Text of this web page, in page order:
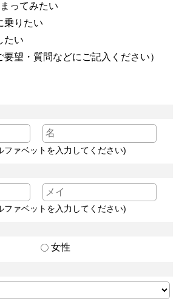
ってみたい
乗りたい
たい
望・質問などにご記入ください）
ファベットを入力してください)
ファベットを入力してください)
女性